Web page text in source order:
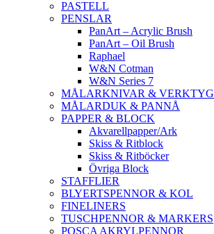
PASTELL
PENSLAR
PanArt – Acrylic Brush
PanArt – Oil Brush
Raphael
W&N Cotman
W&N Series 7
MÅLARKNIVAR & VERKTYG
MÅLARDUK & PANNÅ
PAPPER & BLOCK
Akvarellpapper/Ark
Skiss & Ritblock
Skiss & Ritböcker
Övriga Block
STAFFLIER
BLYERTSPENNOR & KOL
FINELINERS
TUSCHPENNOR & MARKERS
POSCA AKRYLPENNOR